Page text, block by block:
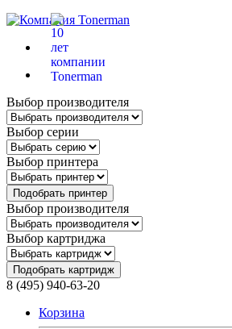
Выбор производителя
Выбор серии
Выбор принтера
Подобрать принтер
Выбор производителя
Выбор картриджа
Подобрать картридж
8 (495) 940-63-20
Корзина